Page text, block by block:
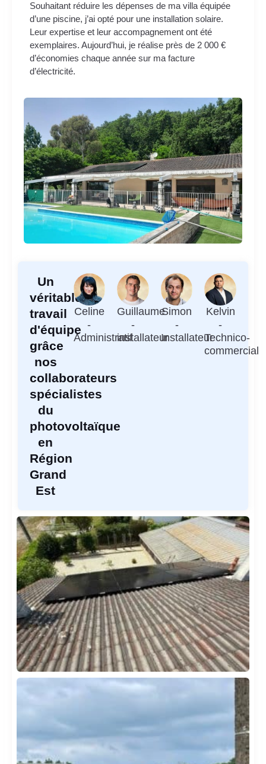
Souhaitant réduire les dépenses de ma villa équipée
d’une piscine, j’ai opté pour une installation solaire.
Leur expertise et leur accompagnement ont été
exemplaires. Aujourd’hui, je réalise près de 2 000 €
d’économies chaque année sur ma facture
d’électricité.
Un
véritable
travail
d'équipe
grâce
nos
collaborateurs
spécialistes
du
photovoltaïque
en
Région
Grand
Est
Celine
-
Administratif
Guillaume
-
installateur
Simon
-
Installateur
Kelvin
-
Technico-
commercial